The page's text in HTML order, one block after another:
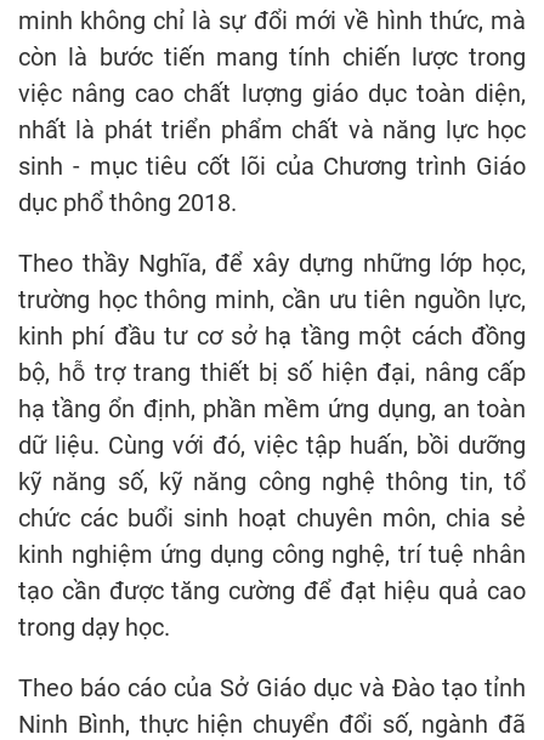
minh không chỉ là sự đổi mới về hình thức, mà
còn là bước tiến mang tính chiến lược trong
việc nâng cao chất lượng giáo dục toàn diện,
nhất là phát triển phẩm chất và năng lực học
sinh - mục tiêu cốt lõi của Chương trình Giáo
dục phổ thông 2018.
Theo thầy Nghĩa, để xây dựng những lớp học,
trường học thông minh, cần ưu tiên nguồn lực,
kinh phí đầu tư cơ sở hạ tầng một cách đồng
bộ, hỗ trợ trang thiết bị số hiện đại, nâng cấp
hạ tầng ổn định, phần mềm ứng dụng, an toàn
dữ liệu. Cùng với đó, việc tập huấn, bồi dưỡng
kỹ năng số, kỹ năng công nghệ thông tin, tổ
chức các buổi sinh hoạt chuyên môn, chia sẻ
kinh nghiệm ứng dụng công nghệ, trí tuệ nhân
tạo cần được tăng cường để đạt hiệu quả cao
trong dạy học.
Theo báo cáo của Sở Giáo dục và Đào tạo tỉnh
Ninh Bình, thực hiện chuyển đổi số, ngành đã